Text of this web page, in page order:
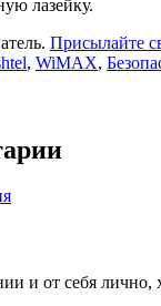
лазейку.
Присылайте
, WiMAX,
и от себя